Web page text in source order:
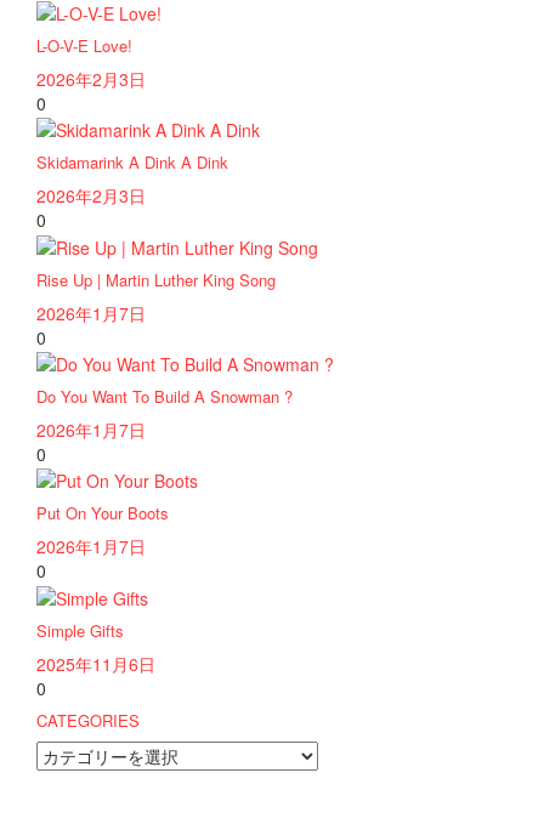
L-O-V-E Love!
2026年2月3日
0
Skidamarink A Dink A Dink
2026年2月3日
0
Rise Up | Martin Luther King Song
2026年1月7日
0
Do You Want To Build A Snowman ?
2026年1月7日
0
Put On Your Boots
2026年1月7日
0
Simple Gifts
2025年11月6日
0
CATEGORIES
CATEGORIES